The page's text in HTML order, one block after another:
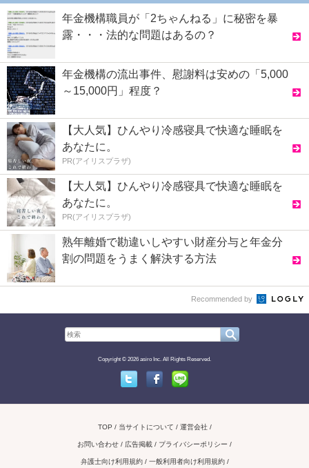
年金機構職員が「2ちゃんねる」に秘密を暴
露・・・法的な問題はあるの？
年金機構の流出事件、慰謝料は安めの「5,000
～15,000円」程度？
【大人気】ひんやり冷感寝具で快適な睡眠を
あなたに。
PR(アイリスプラザ)
【大人気】ひんやり冷感寝具で快適な睡眠を
あなたに。
PR(アイリスプラザ)
熟年離婚で勘違いしやすい財産分与と年金分
割の問題をうまく解決する方法
Recommended by
Copyright © 2026 asiro Inc. All Rights Reserved.
TOP 当サイトについて 運営会社
お問い合わせ / 広告掲載 プライバシーポリシー
弁護士向け利用規約 一般利用者向け利用規約